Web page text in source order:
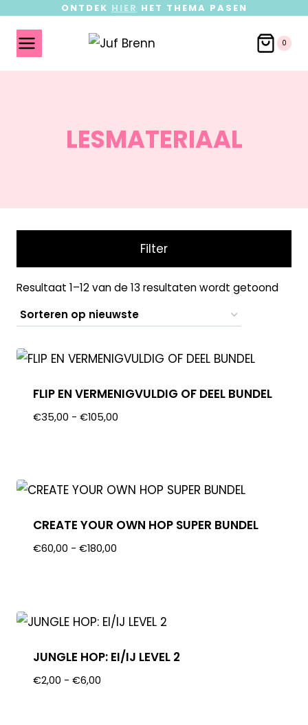
ONTDEK HIER HET THEMA PASEN
0
LESMATERIAAL
Filter
Resultaat 1–12 van de 13 resultaten wordt getoond
FLIP EN VERMENIGVULDIG OF DEEL BUNDEL
€35,00 - €105,00
CREATE YOUR OWN HOP SUPER BUNDEL
€60,00 - €180,00
JUNGLE HOP: EI/IJ LEVEL 2
€2,00 - €6,00